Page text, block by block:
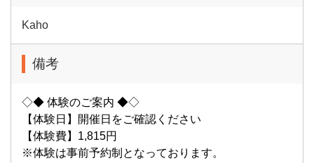
Kaho
備考
◇◆ 体験のご案内 ◆◇
【体験日】開催日をご確認ください
【体験費】1,815円
※体験は事前予約制となっております。